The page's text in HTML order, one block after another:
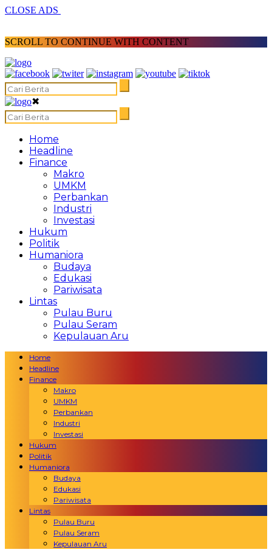
CLOSE ADS
SCROLL TO CONTINUE WITH CONTENT
✖
Home
Headline
Finance
Makro
UMKM
Perbankan
Industri
Investasi
Hukum
Politik
Humaniora
Budaya
Edukasi
Pariwisata
Lintas
Pulau Buru
Pulau Seram
Kepulauan Aru
Home
Headline
Finance
Makro
UMKM
Perbankan
Industri
Investasi
Hukum
Politik
Humaniora
Budaya
Edukasi
Pariwisata
Lintas
Pulau Buru
Pulau Seram
Kepulauan Aru